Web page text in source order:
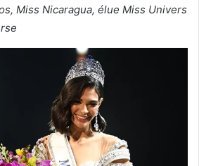
Miss Nicaragua, élue Miss Univers